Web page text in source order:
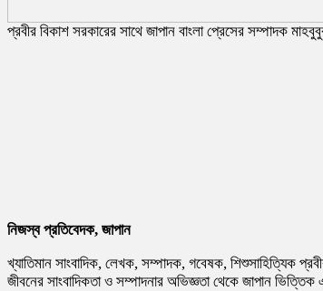
প্রবীর বিকাশ সরকারের সাথে জাপান বাংলা প্রেসের সম্পাদক
নিজস্ব প্রতিবেদক, জাপান
খ্যাতিমান সাংবাদিক, লেখক, সম্পাদক, গবেষক, শিশুসাহিত্যিক
জীবনের সাংবাদিকতা ও সম্পাদনার অভিজ্ঞতা থেকে জাপান